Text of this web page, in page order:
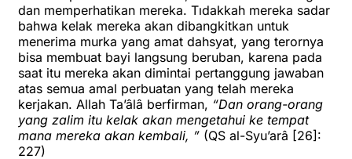
dan memperhatikan mereka. Tıdakkah mereka sadar
bahwa kelak mereka akan dibangkitkan untuk
menerima murka yang amat dahsyat, yang terornya
bisa membuat bayi langsung beruban, karena pada
saat itu mereka akan dimintai pertanggung jawaban
atas semua amal perbuatan yang telah mereka
kerjakan. Allah Ta’âlâ berfirman, “Dan orang-orang
yang zalim itu kelak akan mengetahui ke tempat
mana mereka akan kembali, ” (QS al-Syu’arâ [26]:
227)